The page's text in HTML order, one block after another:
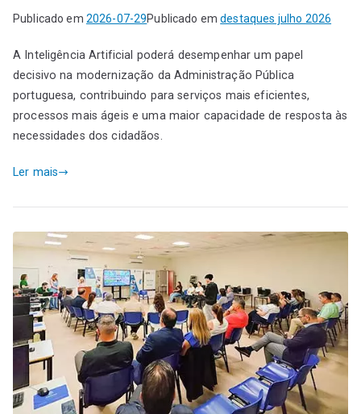
Publicado em 2026-07-29Publicado emdestaques julho 2026
A Inteligência Artificial poderá desempenhar um papel
decisivo na modernização da Administração Pública
portuguesa, contribuindo para serviços mais eficientes,
processos mais ágeis e uma maior capacidade de resposta às
necessidades dos cidadãos.
Ler mais